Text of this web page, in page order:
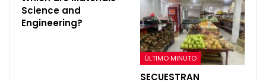
Science and
Engineering?
ÚLTIMO MINUTO
SECUESTRAN